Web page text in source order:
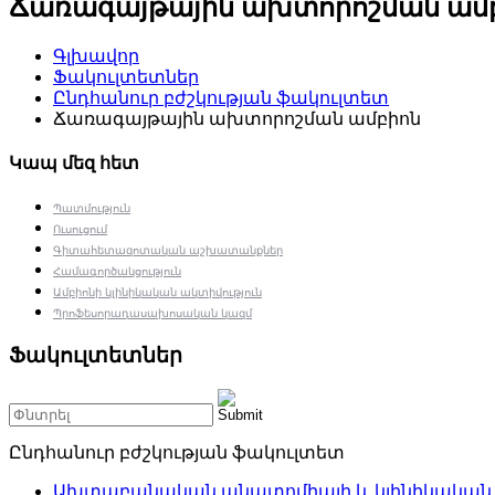
Ճառագայթային ախտորոշման
Գլխավոր
Ֆակուլտետներ
Ընդհանուր բժշկության ֆակուլտետ
Ճառագայթային ախտորոշման ամբիոն
Կապ մեզ հետ
Պատմություն
Ուսուցում
Գիտահետազոտական աշխատանքներ
Համագործակցություն
Ամբիոնի կլինիկական ակտիվություն
Պրոֆեսորադասախոսական կազմ
Ֆակուլտետներ
Ընդհանուր բժշկության ֆակուլտետ
Ախտաբանական անատոմիայի և կլինիկական